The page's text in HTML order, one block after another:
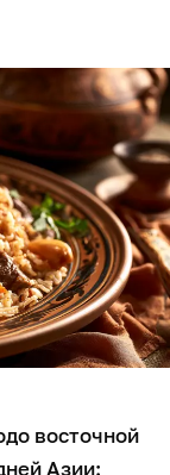
восточной
Азии: